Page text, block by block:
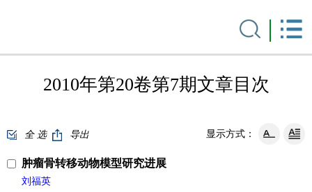
2010年第20卷第7期文章目次
全 选 导出 显示方式：
肿瘤骨转移动物模型研究进展
刘福英